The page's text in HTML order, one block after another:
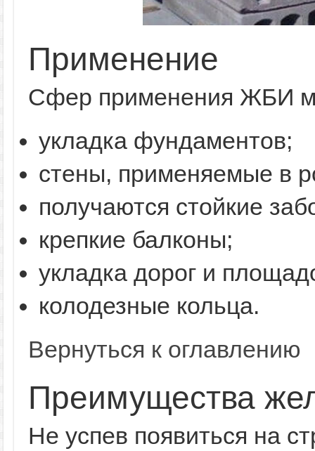
Применение
Сфер применения ЖБИ
укладка фундаментов;
стены, применяемые в
получаются стойкие
крепкие балконы;
укладка дорог и
колодезные кольца.
Вернуться к оглавлению
Преимущества
Не успев появиться на